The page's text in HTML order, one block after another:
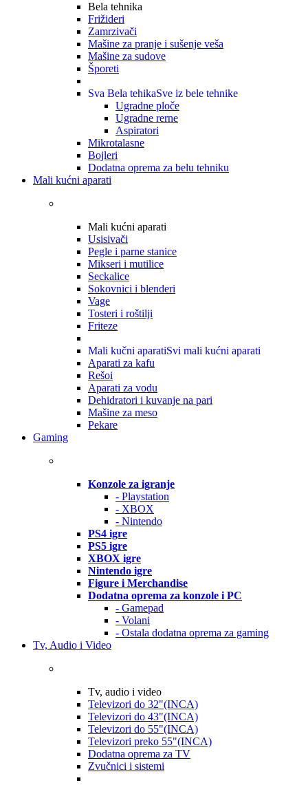
Bela tehnika
Frižideri
Zamrzivači
Mašine za pranje i sušenje veša
Mašine za sudove
Šporeti
Sva Bela tehikaSve iz bele tehnike
Ugradne ploče
Ugradne rerne
Aspiratori
Mikrotalasne
Bojleri
Dodatna oprema za belu tehniku
Mali kućni aparati
Mali kućni aparati
Usisivači
Pegle i parne stanice
Mikseri i mutilice
Seckalice
Sokovnici i blenderi
Vage
Tosteri i roštilji
Friteze
Mali kučni aparatiSvi mali kućni aparati
Aparati za kafu
Rešoi
Aparati za vodu
Dehidratori i kuvanje na pari
Mašine za meso
Pekare
Gaming
Konzole za igranje
- Playstation
- XBOX
- Nintendo
PS4 igre
PS5 igre
XBOX igre
Nintendo igre
Figure i Merchandise
Dodatna oprema za konzole i PC
- Gamepad
- Volani
- Ostala dodatna oprema za gaming
Tv, Audio i Video
Tv, audio i video
Televizori do 32"(INCA)
Televizori do 43"(INCA)
Televizori do 55"(INCA)
Televizori preko 55"(INCA)
Dodatna oprema za TV
Zvučnici i sistemi